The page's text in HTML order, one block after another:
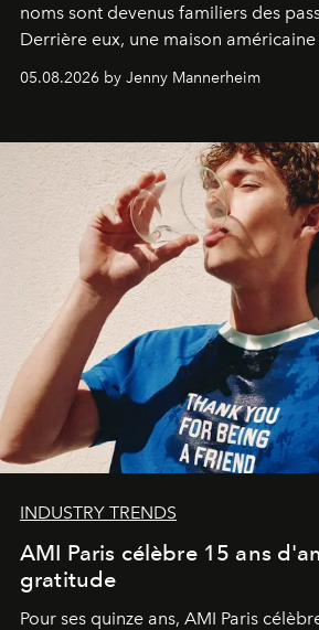
noms sont devenus familiers des
Derrière eux, une maison
codes de la parfumerie
une approche aussi intuitive que
05.08.2026 by Jenny Mannerheim
INDUSTRY TRENDS
AMI Paris célèbre 15 ans
gratitude
Pour ses quinze ans, AMI Paris